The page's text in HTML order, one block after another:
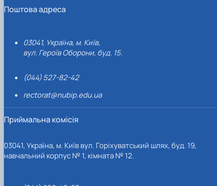
Поштова адреса
03041, Україна, м. Київ,
вул. Героїв Оборони, буд. 15.
(044) 527-82-42
rectorat@nubip.edu.ua
Приймальна комісія
03041, Україна, м. Київ вул. Горіхуватський шлях, буд. 19,
навчальний корпус № 1, кімната № 12.